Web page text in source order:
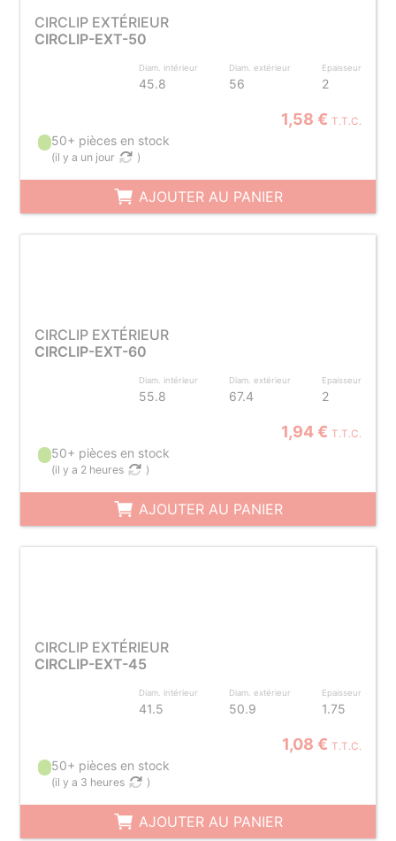
CIRCLIP EXTÉRIEUR
CIRCLIP-EXT-50
Diam. intérieur
45.8
Diam. extérieur
56
Epaisseur
2
1,58 € T.T.C.
50+ pièces en stock
(il y a un jour )
AJOUTER AU PANIER
CIRCLIP EXTÉRIEUR
CIRCLIP-EXT-60
Diam. intérieur
55.8
Diam. extérieur
67.4
Epaisseur
2
1,94 € T.T.C.
50+ pièces en stock
(il y a 2 heures )
AJOUTER AU PANIER
CIRCLIP EXTÉRIEUR
CIRCLIP-EXT-45
Diam. intérieur
41.5
Diam. extérieur
50.9
Epaisseur
1.75
1,08 € T.T.C.
50+ pièces en stock
(il y a 3 heures )
AJOUTER AU PANIER